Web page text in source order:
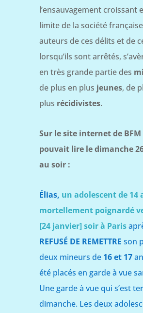
l’ensauvagement croissant
limite de la société
auteurs de ces délits et de
lorsqu’ils sont arrêtés,
en très grande partie des
de plus en plus jeunes, de
plus récidivistes.
Sur le site internet de BFM
pouvait lire le dimanche
au soir :
Élias, un adolescent de 14
mortellement poignardé
[24 janvier] soir à Paris
REFUSÉ DE REMETTRE son
deux mineurs de 16et 17
été placés en garde à vue
Une garde à vue qui s’est
dimanche. Les deux